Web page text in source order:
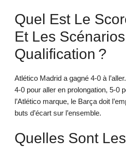
Quel Est Le
Et Les
Qualification ?
Atlético Madrid a gagné 4-0 à
4-0 pour aller en prolongation, 5-0
l’Atlético marque, le Barça doit
buts d’écart sur l’ensemble.
Quelles Sont Les